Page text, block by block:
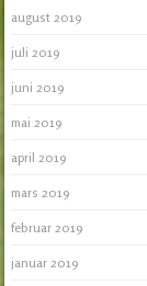
august 2019
juli 2019
juni 2019
mai 2019
april 2019
mars 2019
februar 2019
januar 2019